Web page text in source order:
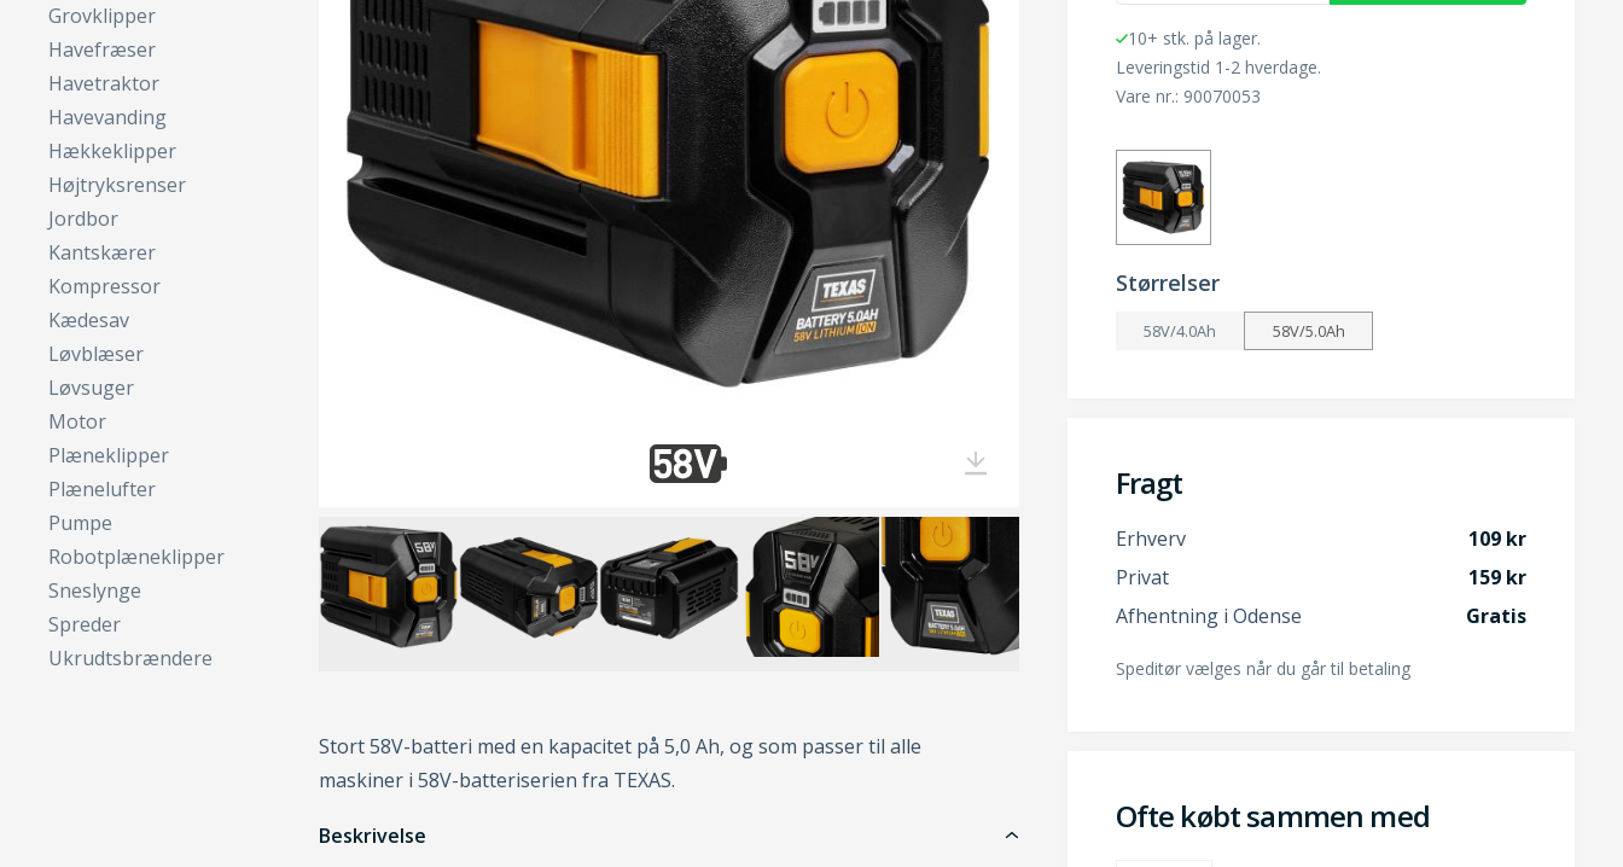
Grovklipper
Havefræser
Havetraktor
Havevanding
Hækkeklipper
Højtryksrenser
Jordbor
Kantskærer
Kompressor
Kædesav
Løvblæser
Løvsuger
Motor
Plæneklipper
Plænelufter
Pumpe
Robotplæneklipper
Sneslynge
Spreder
Ukrudtsbrændere
Stort 58V-batteri med en kapacitet på 5,0 Ah, og som passer til alle
maskiner i 58V-batteriserien fra TEXAS.
Beskrivelse
10+ stk. på lager.
Leveringstid 1-2 hverdage.
Vare nr.: 90070053
Størrelser
58V/4.0Ah 58V/5.0Ah
Fragt
Erhverv
109
Privat
159
Afhentning i Odense
Gratis
Speditør vælges når du går til betaling
Ofte købt sammen med